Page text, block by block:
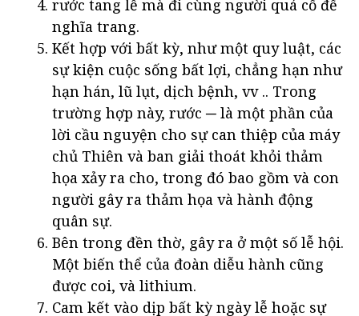
rước tang lễ mà đi cùng người quá cố để
nghĩa trang.
Kết hợp với bất kỳ, như một quy luật, các
sự kiện cuộc sống bất lợi, chẳng hạn như
hạn hán, lũ lụt, dịch bệnh, vv .. Trong
trường hợp này, rước ─ là một phần của
lời cầu nguyện cho sự can thiệp của máy
chủ Thiên và ban giải thoát khỏi thảm
họa xảy ra cho, trong đó bao gồm và con
người gây ra thảm họa và hành động
quân sự.
Bên trong đền thờ, gây ra ở một số lễ hội.
Một biến thể của đoàn diễu hành cũng
được coi, và lithium.
Cam kết vào dịp bất kỳ ngày lễ hoặc sự